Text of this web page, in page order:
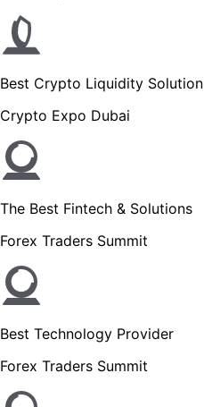
Best Crypto Liquidity Solution
Crypto Expo Dubai
The Best Fintech & Solutions
Forex Traders Summit
Best Technology Provider
Forex Traders Summit